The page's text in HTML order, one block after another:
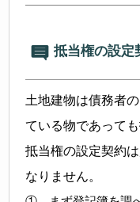
抵当権の設定
土地建物は債務者
ている物であって
抵当権の設定契約
なりません。